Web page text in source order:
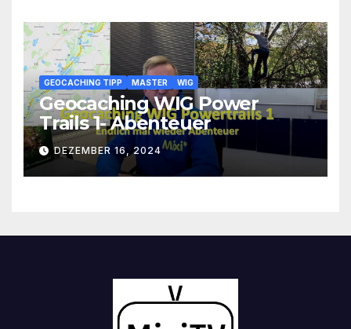
GEOCACHING TIPP MASTER WIG
Geocaching WIG Power
Trails 1- Abenteuer
DEZEMBER 16, 2024